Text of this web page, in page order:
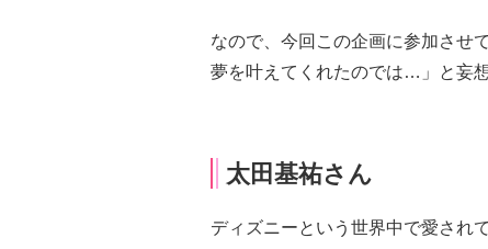
なので、今回この企画に参加させ
夢を叶えてくれたのでは…」と妄
太田基祐さん
ディズニーという世界中で愛され